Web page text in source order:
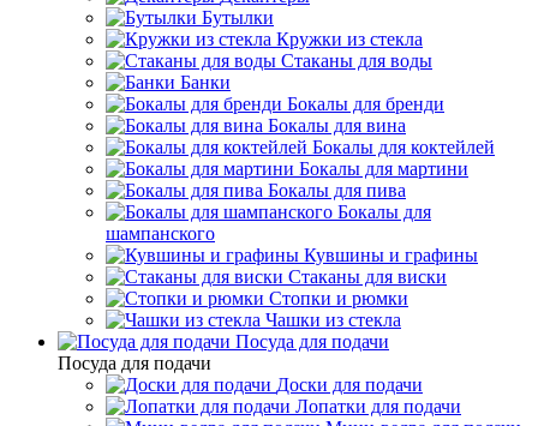
Бутылки
Кружки из стекла
Стаканы для воды
Банки
Бокалы для бренди
Бокалы для вина
Бокалы для коктейлей
Бокалы для мартини
Бокалы для пива
Бокалы для
шампанского
Кувшины и графины
Стаканы для виски
Стопки и рюмки
Чашки из стекла
Посуда для подачи
Посуда для подачи
Доски для подачи
Лопатки для подачи